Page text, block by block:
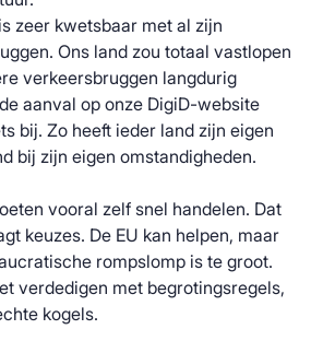
zeer kwetsbaar met al zijn
Ons land zou totaal vastlopen
verkeersbruggen langdurig
aanval op onze DigiD-website
bij. Zo heeft ieder land zijn eigen
bij zijn eigen omstandigheden.
vooral zelf snel handelen. Dat
keuzes. De EU kan helpen, maar
rompslomp is te groot.
verdedigen met begrotingsregels,
kogels.